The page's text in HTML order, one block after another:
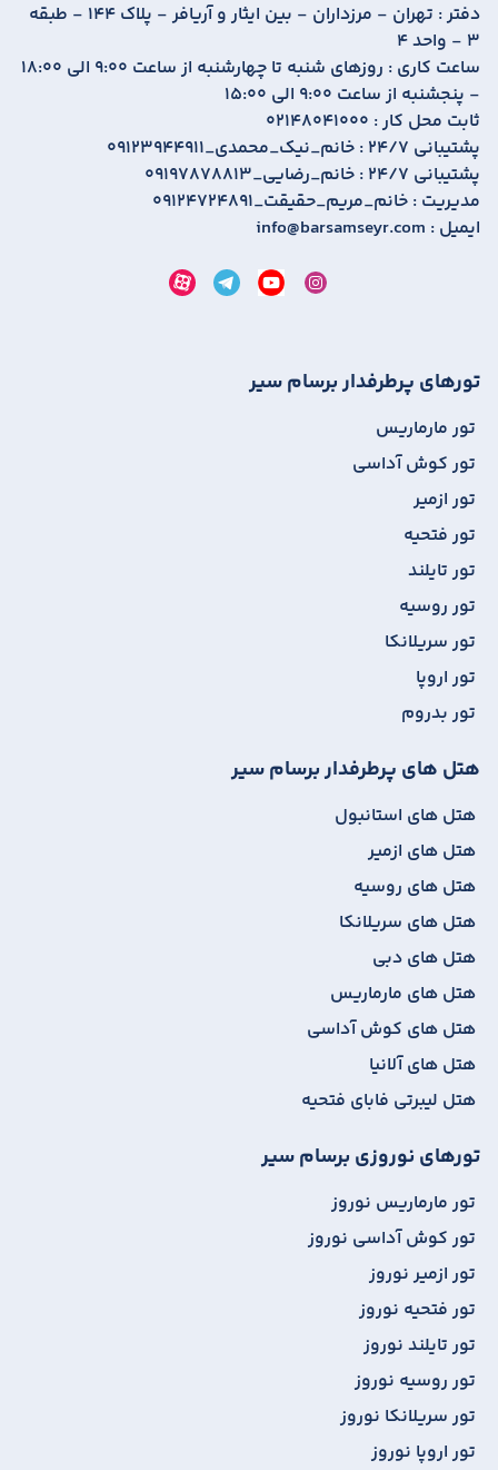
دفتر :
تهران - مرزداران - بین ایثار و آریافر - پلاک 144 - طبقه
3 - واحد 4
ساعت کاری :
روزهای شنبه تا چهارشنبه از ساعت 9:00 الی 18:00
- پنجشنبه از ساعت 9:00 الی 15:00
ثابت محل کار : 02148041000
پشتیبانی 24/7 :
09123944911_خانم_نیک_محمدی
پشتیبانی 24/7 :
09197878813_خانم_رضایی
مدیریت : 09124724891_خانم_مریم_حقیقت
ایمیل : info@barsamseyr.com
تورهای پرطرفدار برسام سیر
تور مارماریس
تور کوش آداسی
تور ازمیر
تور فتحیه
تور تایلند
تور روسیه
تور سریلانکا
تور اروپا
تور بدروم
هتل های پرطرفدار برسام سیر
هتل های استانبول
هتل های ازمیر
هتل های روسیه
هتل های سریلانکا
هتل های دبی
هتل های مارماریس
هتل های کوش آداسی
هتل های آلانیا
هتل لیبرتی فابای فتحیه
تورهای نوروزی برسام سیر
تور مارماریس نوروز
تور کوش آداسی نوروز
تور ازمیر نوروز
تور فتحیه نوروز
تور تایلند نوروز
تور روسیه نوروز
تور سریلانکا نوروز
تور اروپا نوروز